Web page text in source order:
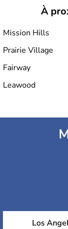
À
Mission Hills
Prairie Village
Fairway
Leawood
Los